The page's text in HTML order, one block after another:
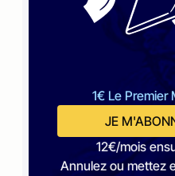
1€ Le Premier
JE
12€/mois
Annulez ou mettez